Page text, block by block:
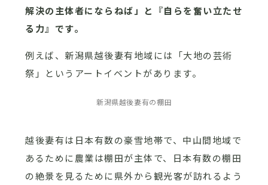
解決の主体者にならねば」と『自らを奮い立たせ
る力』です。
例えば、新潟県越後妻有地域には「大地の芸術
祭」というアートイベントがあります。
新潟県越後妻有の棚田
越後妻有は日本有数の豪雪地帯で、中山間地域で
あるために農業は棚田が主体で、日本有数の棚田
の絶景を見るために県外から観光客が訪れるよう